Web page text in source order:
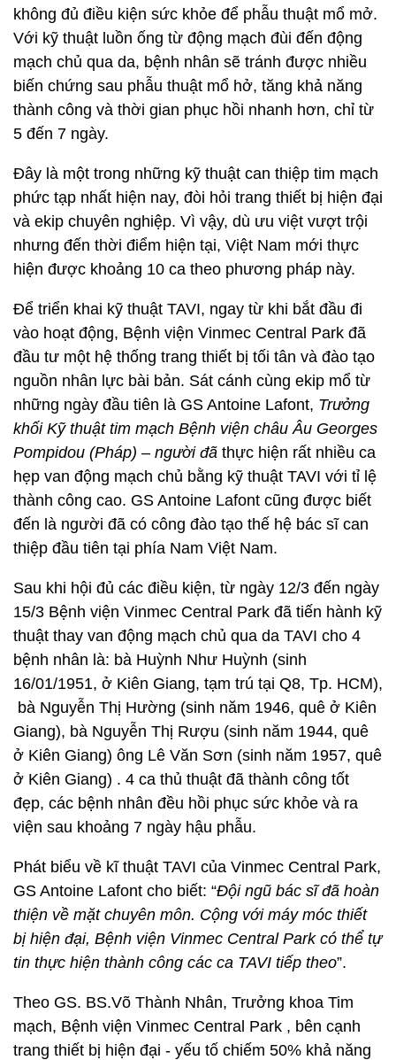
không đủ điều kiện sức khỏe để phẫu thuật mổ mở.
Với kỹ thuật luồn ống từ động mạch đùi đến động
mạch chủ qua da, bệnh nhân sẽ tránh được nhiều
biến chứng sau phẫu thuật mổ hở, tăng khả năng
thành công và thời gian phục hồi nhanh hơn, chỉ từ
5 đến 7 ngày.
Đây là một trong những kỹ thuật can thiệp tim mạch
phức tạp nhất hiện nay, đòi hỏi trang thiết bị hiện đại
và ekip chuyên nghiệp. Vì vậy, dù ưu việt vượt trội
nhưng đến thời điểm hiện tại, Việt Nam mới thực
hiện được khoảng 10 ca theo phương pháp này.
Để triển khai kỹ thuật TAVI, ngay từ khi bắt đầu đi
vào hoạt động, Bệnh viện Vinmec Central Park đã
đầu tư một hệ thống trang thiết bị tối tân và đào tạo
nguồn nhân lực bài bản. Sát cánh cùng ekip mổ từ
những ngày đầu tiên là GS Antoine Lafont, Trưởng
khối Kỹ thuật tim mạch Bệnh viện châu Âu Georges
Pompidou (Pháp) – người đã thực hiện rất nhiều ca
hẹp van động mạch chủ bằng kỹ thuật TAVI với tỉ lệ
thành công cao. GS Antoine Lafont cũng được biết
đến là người đã có công đào tạo thế hệ bác sĩ can
thiệp đầu tiên tại phía Nam Việt Nam.
Sau khi hội đủ các điều kiện, từ ngày 12/3 đến ngày
15/3 Bệnh viện Vinmec Central Park đã tiến hành kỹ
thuật thay van động mạch chủ qua da TAVI cho 4
bệnh nhân là: bà Huỳnh Như Huỳnh (sinh
16/01/1951, ở Kiên Giang, tạm trú tại Q8, Tp. HCM),
bà Nguyễn Thị Hường (sinh năm 1946, quê ở Kiên
Giang), bà Nguyễn Thị Rượu (sinh năm 1944, quê
ở Kiên Giang) ông Lê Văn Sơn (sinh năm 1957, quê
ở Kiên Giang) . 4 ca thủ thuật đã thành công tốt
đẹp, các bệnh nhân đều hồi phục sức khỏe và ra
viện sau khoảng 7 ngày hậu phẫu.
Phát biểu về kĩ thuật TAVI của Vinmec Central Park,
GS Antoine Lafont cho biết: “Đội ngũ bác sĩ đã hoàn
thiện về mặt chuyên môn. Cộng với máy móc thiết
bị hiện đại, Bệnh viện Vinmec Central Park có thể tự
tin thực hiện thành công các ca TAVI tiếp theo”.
Theo GS. BS.Võ Thành Nhân, Trưởng khoa Tim
mạch, Bệnh viện Vinmec Central Park , bên cạnh
trang thiết bị hiện đại - yếu tố chiếm 50% khả năng